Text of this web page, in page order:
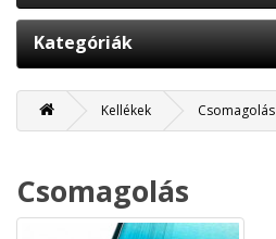
Kategóriák
Kellékek Csomagolás
Csomagolás